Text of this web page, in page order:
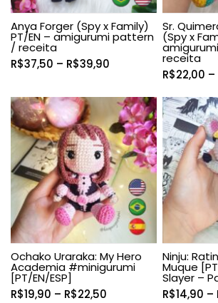
Anya Forger (Spy x Family)
PT/EN – amigurumi pattern
/ receita
R$37,50 – R$39,90
preço:
R$37,50
através
R$39,90
Sr.
(Spy x
receita
R$22,00 –
Ochako Uraraka: My Hero
Academia #minigurumi
[PT/EN/ESP]
R$19,90 – R$22,50
Ninju:
Muque
Slayer –
R$14,90 –